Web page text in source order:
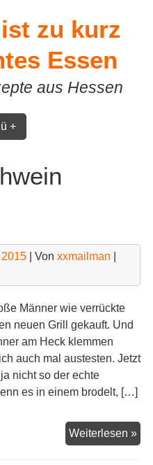
zu kurz
Essen
aus Hessen
+
| Von xxmailman
Männer wie verrückte
neuen Grill gekauft. Und
am Heck klemmen
auch mal austesten. Jetzt
nicht so der echte
es in einem brodelt, […]
Weiterlesen »